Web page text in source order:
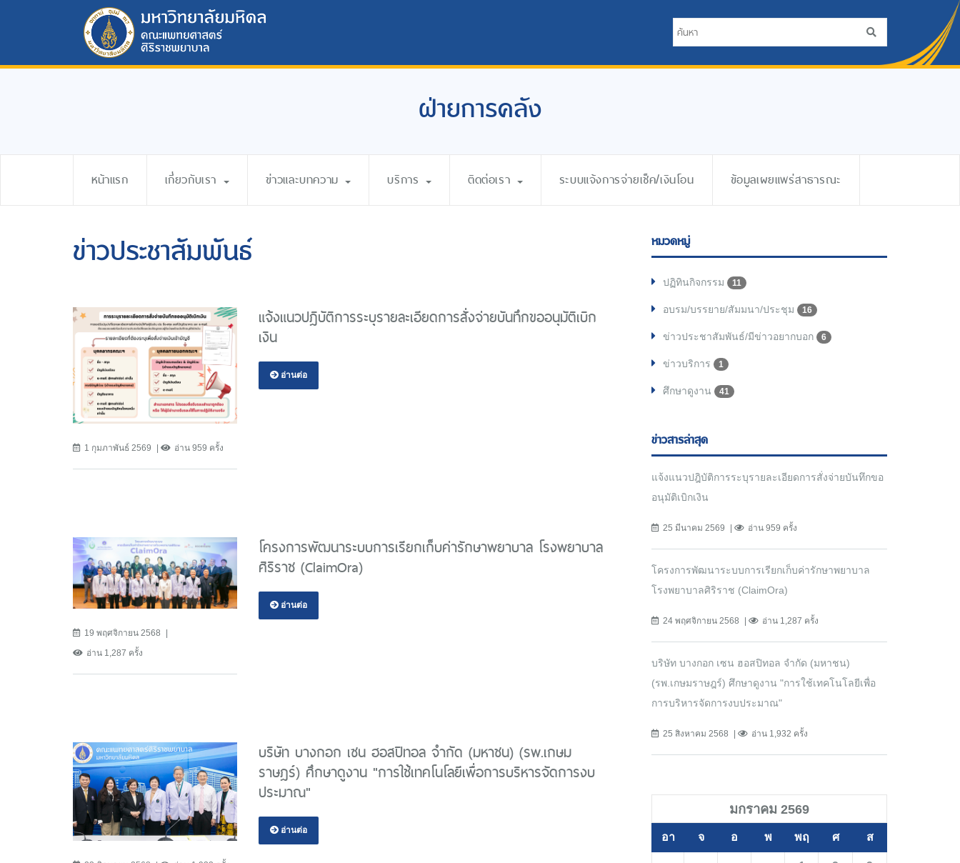
ฝ่ายการคลัง
หน้าแรก เกี่ยวกับเรา ข่าวและบทความ บริการ ติดต่อเรา ระบบแจ้งการจ่ายเช็ค/เงินโอน ข้อมูลเผยแพร่สาธารณะ
ข่าวประชาสัมพันธ์
1 กุมภาพันธ์ 2569 อ่าน 959 ครั้ง
แจ้งแนวปฎิบัติการระบุรายละเอียดการสั่งจ่ายบันทึกขออนุมัติเบิก
เงิน
อ่านต่อ
19 พฤศจิกายน 2568
อ่าน 1,287 ครั้ง
โครงการพัฒนาระบบการเรียกเก็บค่ารักษาพยาบาล โรงพยาบาล
ศิริราช (ClaimOra)
อ่านต่อ
บริษัท บางกอก เซน ฮอสปิทอล จำกัด (มหาชน) (รพ.เกษม
ราษฎร์) ศึกษาดูงาน "การใช้เทคโนโลยีเพื่อการบริหารจัดการงบ
ประมาณ"
อ่านต่อ
หมวดหมู่
ปฏิทินกิจกรรม 11
อบรม/บรรยาย/สัมมนา/ประชุม 16
ข่าวประชาสัมพันธ์/มีข่าวอยากบอก 6
ข่าวบริการ 1
ศึกษาดูงาน 41
ข่าวสารล่าสุด
แจ้งแนวปฎิบัติการระบุรายละเอียดการสั่งจ่ายบันทึกขอ
อนุมัติเบิกเงิน
25 มีนาคม 2569 อ่าน 959 ครั้ง
โครงการพัฒนาระบบการเรียกเก็บค่ารักษาพยาบาล
โรงพยาบาลศิริราช (ClaimOra)
24 พฤศจิกายน 2568 อ่าน 1,287 ครั้ง
บริษัท บางกอก เซน ฮอสปิทอล จำกัด (มหาชน)
(รพ.เกษมราษฎร์) ศึกษาดูงาน "การใช้เทคโนโลยีเพื่อ
การบริหารจัดการงบประมาณ"
25 สิงหาคม 2568 อ่าน 1,932 ครั้ง
มกราคม 2569
อา จ อ พ พฤ ศ ส